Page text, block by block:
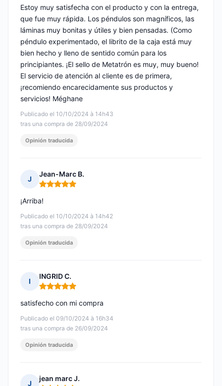
Publicado el 10/10/2024 à 14h43
tras una compra de 28/09/2024
Estoy muy satisfecha con el producto y con la entrega,
que fue muy rápida. Los péndulos son magníficos, las
láminas muy bonitas y útiles y bien pensadas. (Como
péndulo experimentado, el librito de la caja está muy
bien hecho y lleno de sentido común para los
principiantes. ¡El sello de Metatrón es muy, muy bueno!
El servicio de atención al cliente es de primera,
¡recomiendo encarecidamente sus productos y
servicios! Méghane
Opinión traducida
J
Jean-Marc B.
Nota: 5 de 5
Publicado el 10/10/2024 à 14h42
tras una compra de 28/09/2024
¡Arriba!
Opinión traducida
I
INGRID C.
Nota: 5 de 5
Publicado el 09/10/2024 à 16h34
tras una compra de 26/09/2024
satisfecho con mi compra
Opinión traducida
J
jean marc J.